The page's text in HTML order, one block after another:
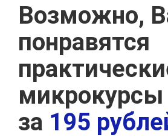
Возможно,
понравятся
микрокурсы
за 195